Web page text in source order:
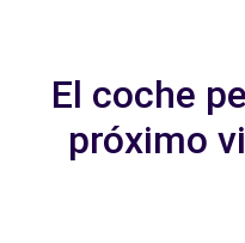
El coche
próximo